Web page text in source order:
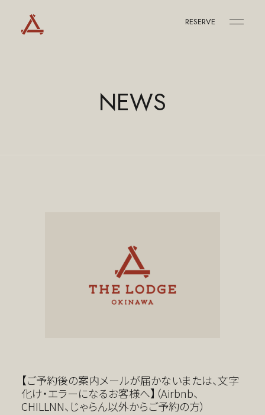
RESERVE
NEWS
【ご予約後の案内メールが届かないまたは、文字
化け・エラーになるお客様へ】（Airbnb、
CHILLNN、じゃらん以外からご予約の方）